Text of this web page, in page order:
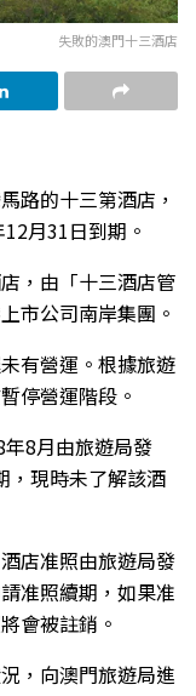
失敗的澳門十三酒店
路的十三第酒店，
月31日到期。
，由「十三酒店管
市公司南岸集團。
有營運。根據旅遊
停營運階段。
8月由旅遊局發
，現時未了解該酒
店准照由旅遊局發
准照續期，如果准
會被註銷。
，向澳門旅遊局進